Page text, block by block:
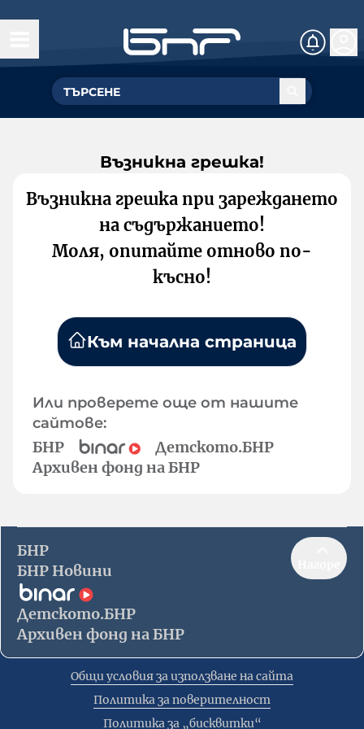
Възникна грешка!
Възникна грешка при зареждането
на съдържанието!
Моля, опитайте отново по-
късно!
Към начална страница
Или проверете още от нашите
сайтове:
БНР
Детското.БНР
Архивен фонд на БНР
БНР
БНР Новини
Детското.БНР
Архивен фонд на БНР
Общи условия за използване на сайта
Политика за поверителност
Политика за „бисквитки“